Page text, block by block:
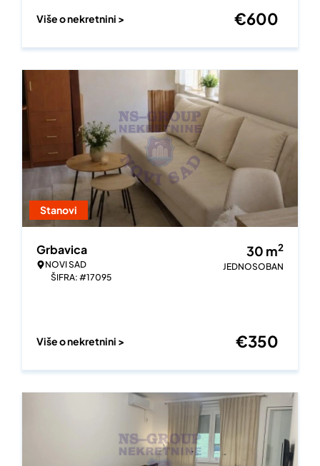
Više o nekretnini > €600
Stanovi
Grbavica
NOVI SAD
ŠIFRA: #17095
30 m2
JEDNOSOBAN
Više o nekretnini > €350